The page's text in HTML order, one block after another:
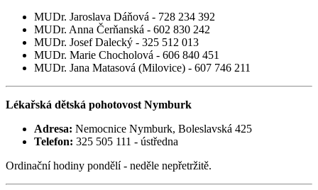
MUDr. Jaroslava Dáňová - 728 234 392
MUDr. Anna Čerňanská - 602 830 242
MUDr. Josef Dalecký - 325 512 013
MUDr. Marie Chocholová - 606 840 451
MUDr. Jana Matasová (Milovice) - 607 746 211
Lékařská dětská pohotovost Nymburk
Adresa: Nemocnice Nymburk, Boleslavská 425
Telefon: 325 505 111 - ústředna
Ordinační hodiny pondělí - neděle nepřetržitě.